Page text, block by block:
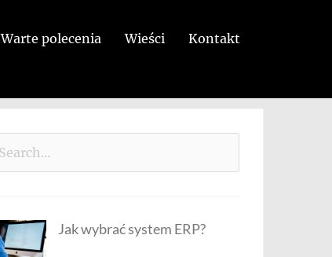
Warte polecenia Wieści Kontakt
Jak wybrać system ERP?